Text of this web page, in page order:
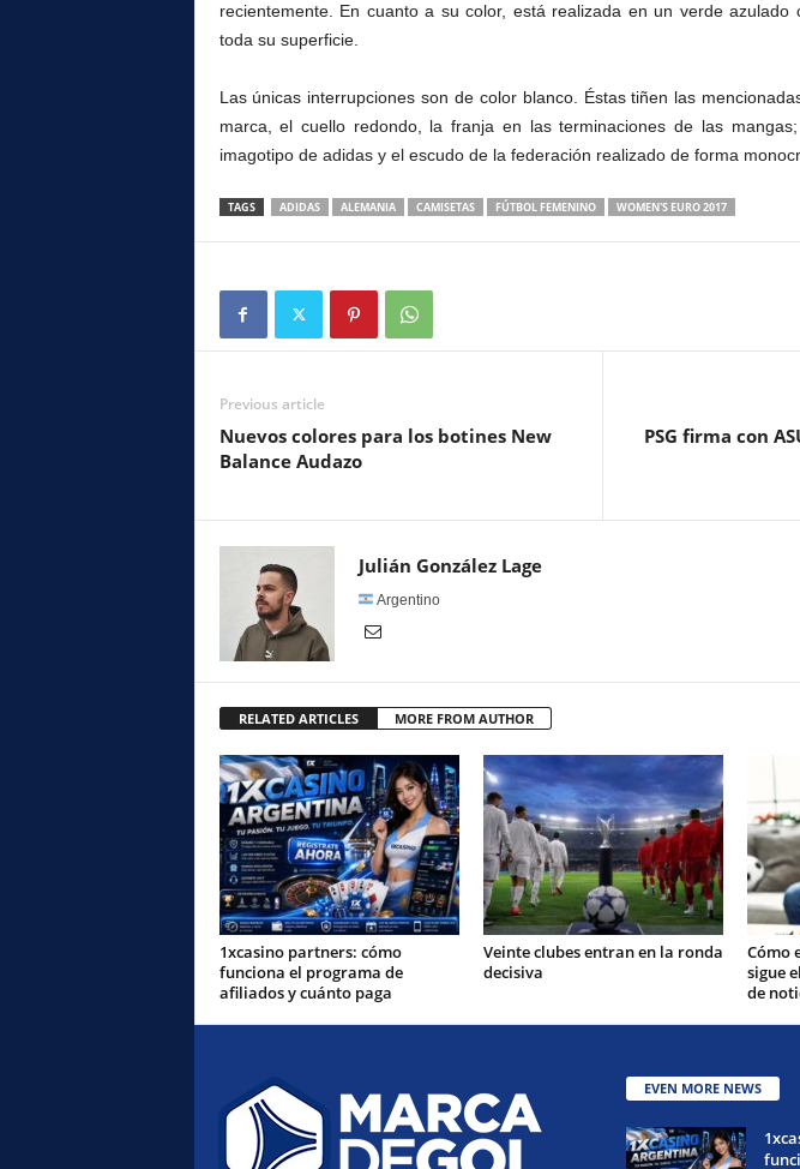
recientemente. En cuanto a su color, está realizada en un verde azulado
toda su superficie.
Las únicas interrupciones son de color blanco. Éstas tiñen las
marca, el cuello redondo, la franja en las terminaciones de las
imagotipo de adidas y el escudo de la federación realizado de forma
TAGS ADIDAS ALEMANIA CAMISETAS FÚTBOL FEMENINO WOMEN'S EURO 2017
Previous article
Nuevos colores para los botines New
Balance Audazo
PSG firma con
Julián González Lage
Argentino
RELATED ARTICLES MORE FROM AUTHOR
1xcasino partners: cómo
funciona el programa de
afiliados y cuánto paga
Veinte clubes entran en la ronda
decisiva
Cómo
sigue
de
EVEN MORE NEWS